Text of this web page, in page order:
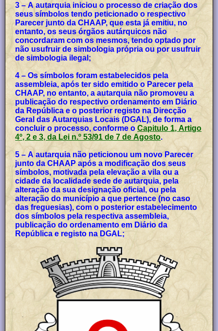
3 – A autarquia iniciou o processo de criação dos
seus símbolos tendo peticionado o respectivo
Parecer junto da CHAAP, que esta já emitiu, no
entanto, os seus órgãos autárquicos não
concordaram com os mesmos, tendo optado por
não usufruir de simbologia própria ou por usufruir
de simbologia ilegal;
4 – Os símbolos foram estabelecidos pela
assembleia, após ter sido emitido o Parecer pela
CHAAP, no entanto, a autarquia não promoveu a
publicação do respectivo ordenamento em Diário
da República e o posterior registo na Direcção
Geral das Autarquias Locais (DGAL), de forma a
concluir o processo, conforme oCapitulo 1, Artigo
4º, 2 e 3, da Lei n.º 53/91 de 7 de Agosto.
5 – A autarquia não peticionou um novo Parecer
junto da CHAAP após a modificação dos seus
símbolos, motivada pela elevação a vila ou a
cidade da localidade sede de autarquia, pela
alteração da sua designação oficial, ou pela
alteração do município a que pertence (no caso
das freguesias), com o posterior estabelecimento
dos símbolos pela respectiva assembleia,
publicação do ordenamento em Diário da
República e registo na DGAL;